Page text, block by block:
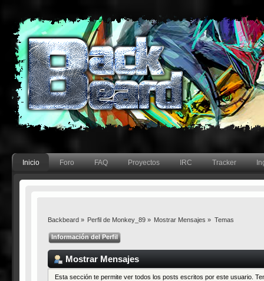
Inicio Foro FAQ Proyectos IRC Tracker
Backbeard» Perfil de Monkey_89» Mostrar Mensajes » Temas
Información del Perfil
Mostrar Mensajes
Esta sección te permite ver todos los posts escritos por este usuario.